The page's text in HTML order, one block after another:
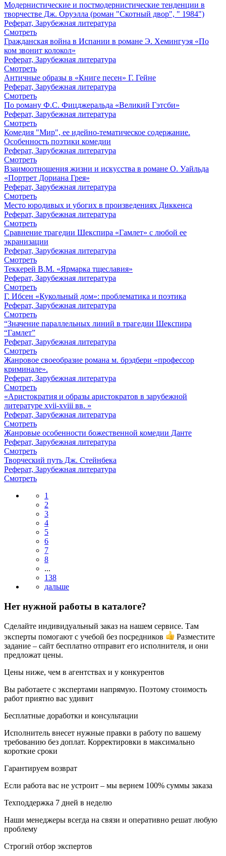
Модернистические и постмодернистические тенденции в
творчестве Дж. Оруэлла (роман "Скотный двор", " 1984")
Реферат, Зарубежная литература
Смотреть
Гражданская война в Испании в романе Э. Хемингуэя «По
ком звонит колокол»
Реферат, Зарубежная литература
Смотреть
Античные образы в «Книге песен» Г. Гейне
Реферат, Зарубежная литература
Смотреть
По роману Ф.С. Фицджеральда «Великий Гэтсби»
Реферат, Зарубежная литература
Смотреть
Комедия "Мир", ее идейно-тематическое содержание.
Особенность поэтики комедии
Реферат, Зарубежная литература
Смотреть
Взаимоотношения жизни и искусства в романе О. Уайльда
«Портрет Дориана Грея»
Реферат, Зарубежная литература
Смотреть
Место юродивых и убогих в произведениях Диккенса
Реферат, Зарубежная литература
Смотреть
Сравнение трагедии Шекспира «Гамлет» с любой ее
экранизации
Реферат, Зарубежная литература
Смотреть
Теккерей В.М. «Ярмарка тщеславия»
Реферат, Зарубежная литература
Смотреть
Г. Ибсен «Кукольный дом»: проблематика и поэтика
Реферат, Зарубежная литература
Смотреть
“Значение параллельных линий в трагедии Шекспира
“Гамлет”
Реферат, Зарубежная литература
Смотреть
Жанровое своеобразие романа м. брэдбери «профессор
криминале».
Реферат, Зарубежная литература
Смотреть
«Аристократия и образы аристократов в зарубежной
литературе xvii-xviii вв. »
Реферат, Зарубежная литература
Смотреть
Жанровые особенности божественной комедии Данте
Реферат, Зарубежная литература
Смотреть
Творческий путь Дж. Стейнбека
Реферат, Зарубежная литература
Смотреть
1
2
3
4
5
6
7
8
...
138
Нет нужной работы в каталоге?
Сделайте индивидуальный заказ на нашем сервисе. Там
эксперты помогают с учебой без посредников
Разместите
задание – сайт бесплатно отправит его исполнителя, и они
предложат цены.
Цены ниже, чем в агентствах и у конкурентов
Вы работаете с экспертами напрямую. Поэтому стоимость
работ приятно вас удивит
Бесплатные доработки и консультации
Исполнитель внесет нужные правки в работу по вашему
требованию без доплат. Корректировки в максимально
короткие сроки
Гарантируем возврат
Если работа вас не устроит – мы вернем 100% суммы заказа
Техподдержка 7 дней в неделю
Наши менеджеры всегда на связи и оперативно решат любую
проблему
Строгий отбор экспертов